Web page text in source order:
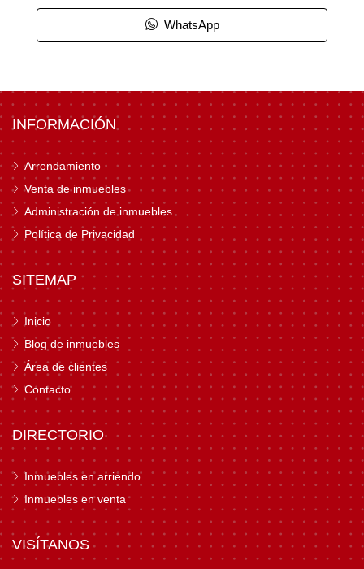
WhatsApp
INFORMACIÓN
Arrendamiento
Venta de inmuebles
Administración de inmuebles
Política de Privacidad
SITEMAP
Inicio
Blog de inmuebles
Área de clientes
Contacto
DIRECTORIO
Inmuebles en arriendo
Inmuebles en venta
VISÍTANOS